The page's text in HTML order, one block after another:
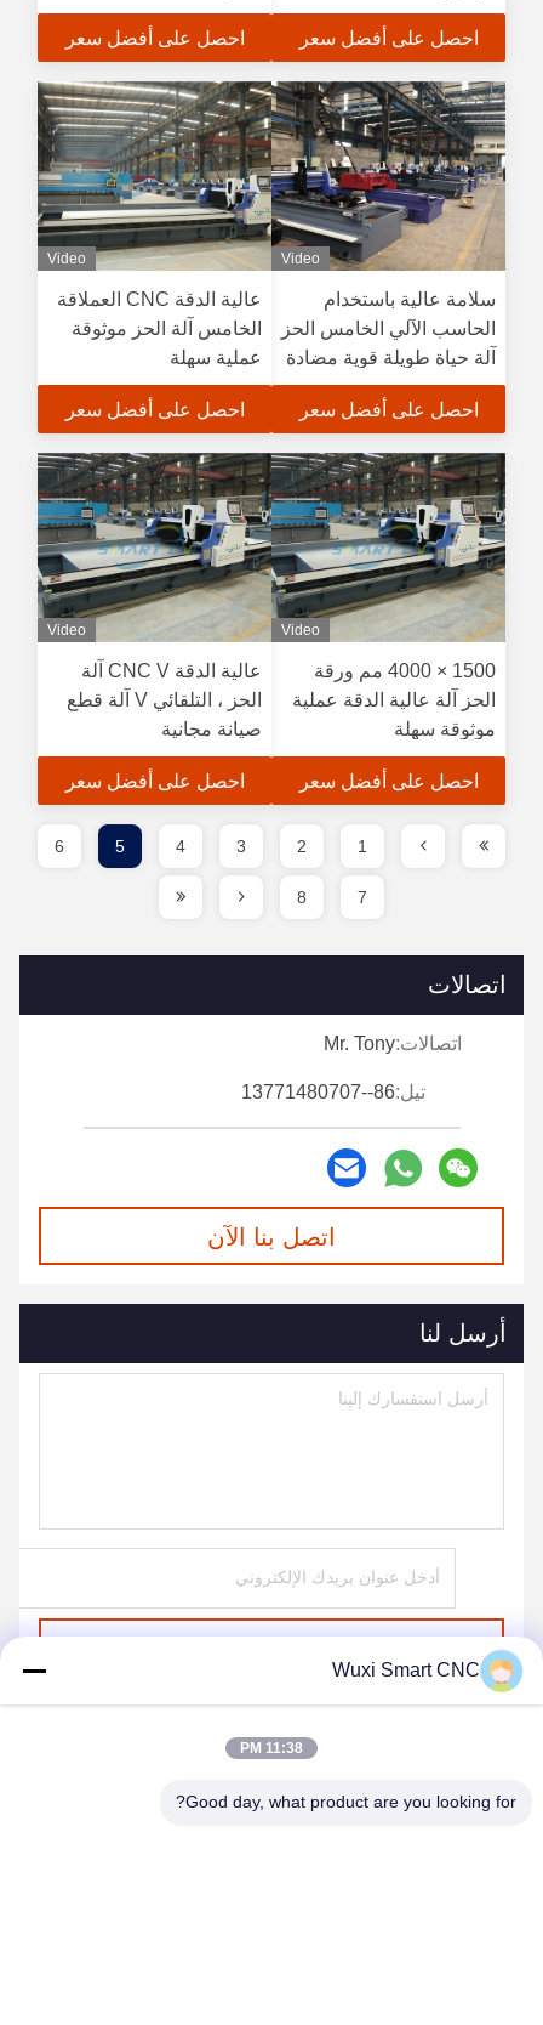
احصل على أفضل سعر احصل على أفضل سعر
Video
سلامة عالية باستخدام
الحاسب الآلي الخامس الحز
آلة حياة طويلة قوية مضادة
للتدخل القدرة
احصل على أفضل سعر
Video
عالية الدقة CNC العملاقة
الخامس آلة الحز موثوقة
عملية سهلة
احصل على أفضل سعر
Video
1500 × 4000 مم ورقة
الحز آلة عالية الدقة عملية
موثوقة سهلة
احصل على أفضل سعر
Video
عالية الدقة CNC V آلة
الحز ، التلقائي V آلة قطع
صيانة مجانية
احصل على أفضل سعر
1
2
3
4
5
6
7
8
اتصالات
اتصالات:Mr. Tony
تيل:86--13771480707
اتصل بنا الآن
أرسل لنا
Wuxi Smart CNC
11:38 PM
Good day, what product are you looking for?